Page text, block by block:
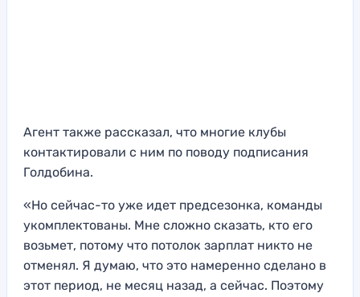
Агент также рассказал, что многие клубы
контактировали с ним по поводу подписания
Голдобина.
«Но сейчас-то уже идет предсезонка, команды
укомплектованы. Мне сложно сказать, кто его
возьмет, потому что потолок зарплат никто не
отменял. Я думаю, что это намеренно сделано в
этот период, не месяц назад, а сейчас. Поэтому